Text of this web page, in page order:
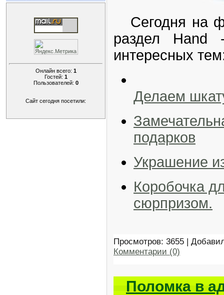
Онлайн всего: 1
Гостей: 1
Пользователей: 0
Сайт сегодня посетили:
Сегодня на
раздел Hand
интересных
Делаем
подарков
Украшение
Коробочка
сюрпризом.
Просмотров: 3655 |
Комментарии (0)
Поломка в